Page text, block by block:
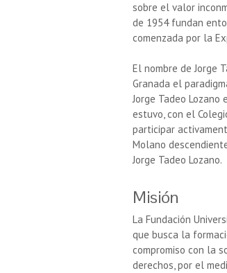
sobre el valor
de 1954 fundan
comenzada por la
El nombre de Jorge
Granada el
Jorge Tadeo
estuvo, con el
participar
Molano
Jorge Tadeo Lozano.
Misión
La Fundación
que busca la
compromiso con la
derechos, por el